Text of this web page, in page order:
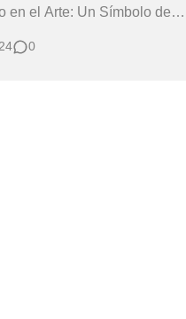
en el Arte: Un Símbolo de
/ El burro un animal de
0